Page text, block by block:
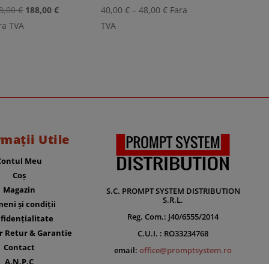
€ Prețul
188,00€Prețul
TVA
40,00€ – 48,00€Interval
Fara
TVA
Utile
Meu
Coș
Magazin
și condiții
Retur & Garantie
Contact
A.N.P.C
S.C. PROMPT SYSTEM DISTRIBUTION
S.R.L.
Reg. Com.: J40/6555/2014
C.U.I. : RO33234768
email: office@promptsystem.ro